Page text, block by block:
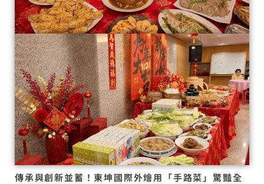
傳承與創新並蓄！東坤國際外燴用「手路菜」驚豔全